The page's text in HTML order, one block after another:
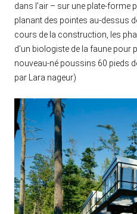
dans l'air – sur une plate-forme
planant des pointes au-dessus
cours de la construction, les
d'un biologiste de la faune pour
nouveau-né poussins 60 pieds
par Lara nageur)